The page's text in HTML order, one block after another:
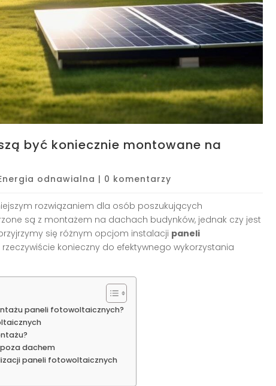
być koniecznie montowane na
odnawialna | 0 komentarzy
rozwiązaniem dla osób poszukujących
są z montażem na dachach budynków, jednak czy jest
się różnym opcjom instalacji paneli
konieczny do efektywnego wykorzystania
paneli fotowoltaicznych?
dachem
paneli fotowoltaicznych